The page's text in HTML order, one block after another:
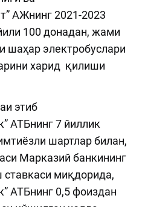
АЖнинг 2021-2023
100 донадан, жами
шаҳар электробуслари
харид қилиши
этиб
АТБнинг 7 йиллик
шартлар билан,
Марказий банкининг
миқдорида,
АТБнинг 0,5 фоиздан